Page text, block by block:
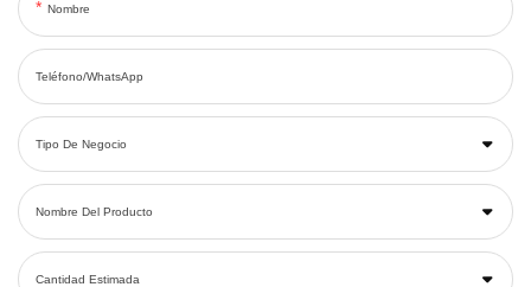
Nombre
Teléfono/WhatsApp
Tipo De Negocio
Nombre Del Producto
Cantidad Estimada